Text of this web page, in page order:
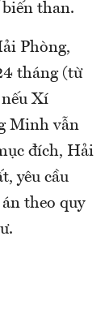
than.
Phòng,
tháng (từ
Xí
Minh vẫn
đích, Hải
yêu cầu
theo quy